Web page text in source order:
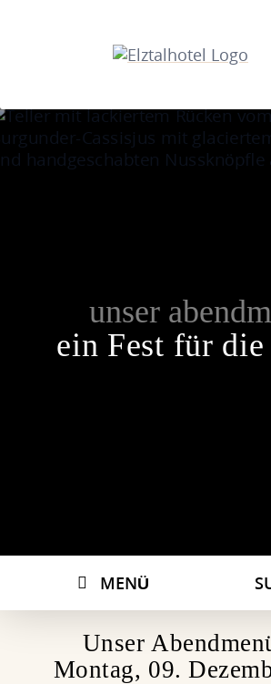
unser
ein Fest für die
MENÜ
Unser
Montag, 09.